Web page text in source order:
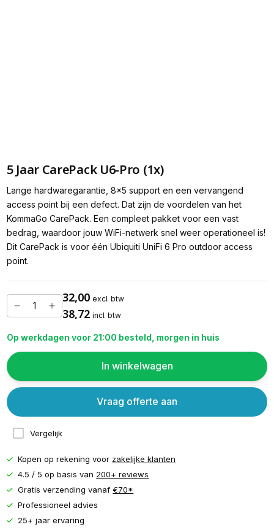
5 Jaar CarePack U6-Pro (1x)
Lange hardwaregarantie, 8x5 support en een vervangend
access point bij een defect. Dat zijn de voordelen van het
KommaGo CarePack. Een compleet pakket voor een vast
bedrag, waardoor jouw WiFi-netwerk snel weer operationeel is!
Dit CarePack is voor één Ubiquiti UniFi 6 Pro outdoor access
point.
32,00 excl. btw
38,72 incl. btw
Op werkdagen voor 21:00 besteld, morgen in huis
In winkelwagen
Vergelijk
Vraag offerte aan
Kopen op rekening voor zakelijke klanten
4.5 / 5 op basis van 200+ reviews
Gratis verzending vanaf€70*
Professioneel advies
25+ jaar ervaring